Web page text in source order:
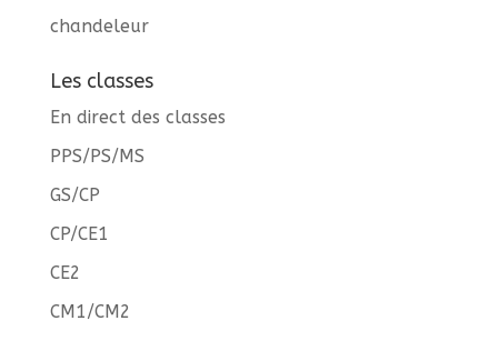
chandeleur
Les classes
En direct des classes
PPS/PS/MS
GS/CP
CP/CE1
CE2
CM1/CM2